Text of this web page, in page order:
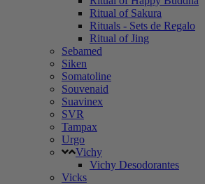
Ritual of Sakura
Rituals - Sets de Regalo
Ritual of Jing
Sebamed
Siken
Somatoline
Souvenaid
Suavinex
SVR
Tampax
Urgo
Vichy
Vichy Desodorantes
Vicks